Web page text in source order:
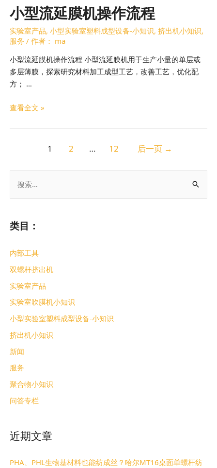
类目：
内部工具
双螺杆挤出机
实验室产品
实验室吹膜机小知识
小型实验室塑料成型设备-小知识
挤出机小知识
新闻
服务
聚合物小知识
问答专栏
近期文章
PHA、PHL生物基材料也能纺成丝？哈尔MT16桌面单螺杆纺
小型流延膜机操作流程
实验室产品, 小型实验室塑料成型设备-小知识, 挤出机小知识,
服务 / 作者： ma
小型流延膜机操作流程 小型流延膜机用于生产小量的单层或
多层薄膜，探索研究材料加工成型工艺，改善工艺，优化配
方； …
查看全文 »
1 2 … 12 后一页 →